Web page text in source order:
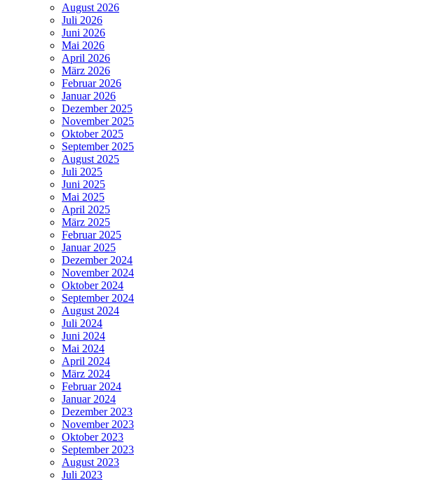
August 2026
Juli 2026
Juni 2026
Mai 2026
April 2026
März 2026
Februar 2026
Januar 2026
Dezember 2025
November 2025
Oktober 2025
September 2025
August 2025
Juli 2025
Juni 2025
Mai 2025
April 2025
März 2025
Februar 2025
Januar 2025
Dezember 2024
November 2024
Oktober 2024
September 2024
August 2024
Juli 2024
Juni 2024
Mai 2024
April 2024
März 2024
Februar 2024
Januar 2024
Dezember 2023
November 2023
Oktober 2023
September 2023
August 2023
Juli 2023